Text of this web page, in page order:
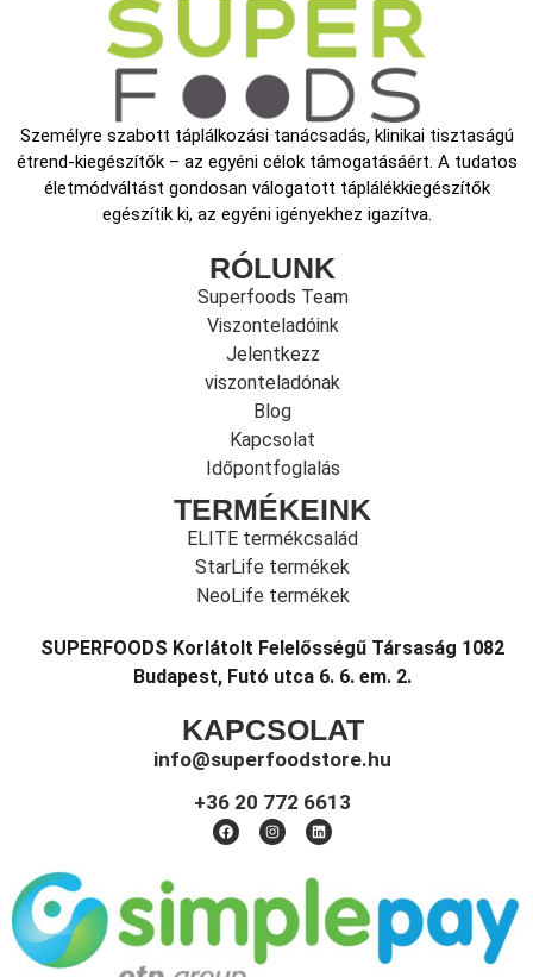
Személyre szabott táplálkozási tanácsadás, klinikai tisztaságú
étrend-kiegészítők – az egyéni célok támogatásáért. A tudatos
életmódváltást gondosan válogatott táplálékkiegészítők
egészítik ki, az egyéni igényekhez igazítva.
RÓLUNK
Superfoods Team
Viszonteladóink
Jelentkezz
viszonteladónak
Blog
Kapcsolat
Időpontfoglalás
TERMÉKEINK
ELITE termékcsalád
StarLife termékek
NeoLife termékek
SUPERFOODS Korlátolt Felelősségű Társaság 1082
Budapest, Futó utca 6. 6. em. 2.
KAPCSOLAT
info@superfoodstore.hu
+36 20 772 6613